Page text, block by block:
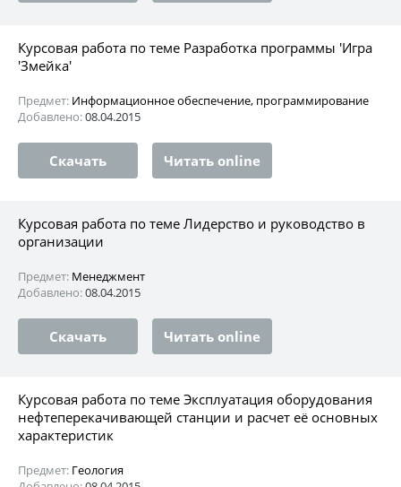
Курсовая работа по теме Разработка программы 'Игра
'Змейка'
Предмет: Информационное обеспечение, программирование
Добавлено:08.04.2015
Скачать Читать online
Курсовая работа по теме Лидерство и руководство в
организации
Предмет: Менеджмент
Добавлено:08.04.2015
Скачать Читать online
Курсовая работа по теме Эксплуатация оборудования
нефтеперекачивающей станции и расчет её основных
характеристик
Предмет: Геология